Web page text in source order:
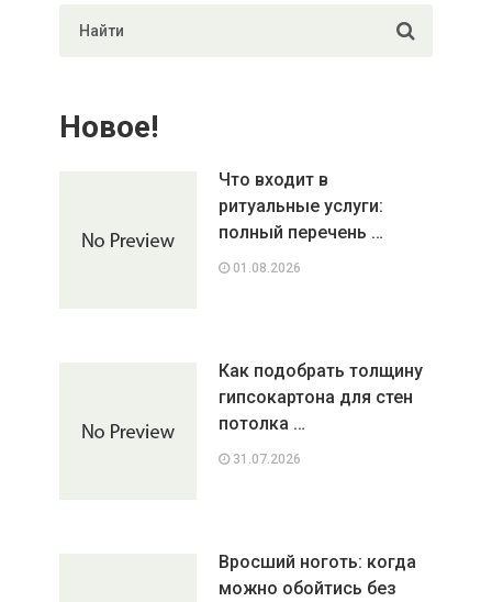
Новое!
Что входит в
ритуальные услуги:
полный перечень …
01.08.2026
Как подобрать толщину
гипсокартона для стен
потолка …
31.07.2026
Вросший ноготь: когда
можно обойтись без